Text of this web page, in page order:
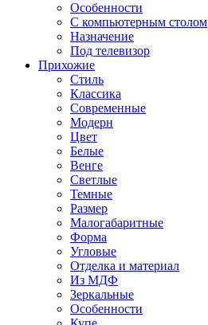
Особенности
С компьютерным столом
Назначение
Под телевизор
Прихожие
Стиль
Классика
Современные
Модерн
Цвет
Белые
Венге
Светлые
Темные
Размер
Малогабаритные
Форма
Угловые
Отделка и материал
Из МДФ
Зеркальные
Особенности